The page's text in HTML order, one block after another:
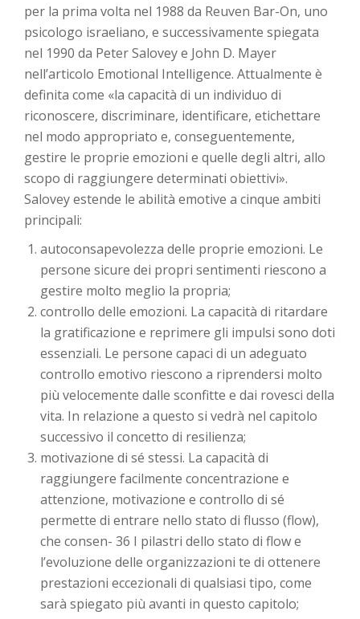
per la prima volta nel 1988 da Reuven Bar-On, uno
psicologo israeliano, e successivamente spiegata
nel 1990 da Peter Salovey e John D. Mayer
nell’articolo Emotional Intelligence. Attualmente è
definita come «la capacità di un individuo di
riconoscere, discriminare, identificare, etichettare
nel modo appropriato e, conseguentemente,
gestire le proprie emozioni e quelle degli altri, allo
scopo di raggiungere determinati obiettivi».
Salovey estende le abilità emotive a cinque ambiti
principali:
autoconsapevolezza delle proprie emozioni. Le
persone sicure dei propri sentimenti riescono a
gestire molto meglio la propria;
controllo delle emozioni. La capacità di ritardare
la gratificazione e reprimere gli impulsi sono doti
essenziali. Le persone capaci di un adeguato
controllo emotivo riescono a riprendersi molto
più velocemente dalle sconfitte e dai rovesci della
vita. In relazione a questo si vedrà nel capitolo
successivo il concetto di resilienza;
motivazione di sé stessi. La capacità di
raggiungere facilmente concentrazione e
attenzione, motivazione e controllo di sé
permette di entrare nello stato di flusso (flow),
che consen- 36 I pilastri dello stato di flow e
l’evoluzione delle organizzazioni te di ottenere
prestazioni eccezionali di qualsiasi tipo, come
sarà spiegato più avanti in questo capitolo;